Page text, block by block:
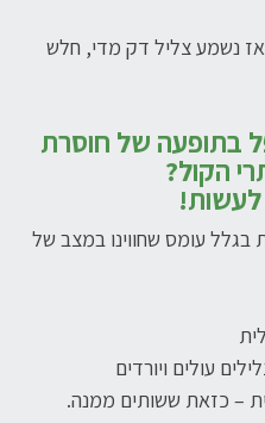
נשמע צליל דק מדי, חלש
בתופעה של חוסרת
הקול?
לעשות!
בגלל עומס שחווינו במצב של
עולים ויורדים
– כזאת ששותים ממנה.